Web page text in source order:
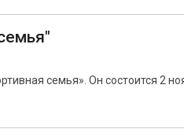
семья». Он состоится 2